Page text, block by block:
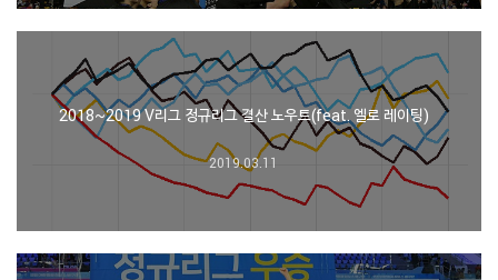
2018~2019 V리그 정규리그 결산 노우트(feat. 엘로 레이팅)
2019.03.11